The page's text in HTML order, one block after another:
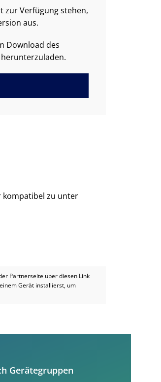
zur Verfügung stehen,
aus.
Download des
kompatibel zu unter
Partnerseite über diesen Link
Gerät installierst, um
Gerätegruppen